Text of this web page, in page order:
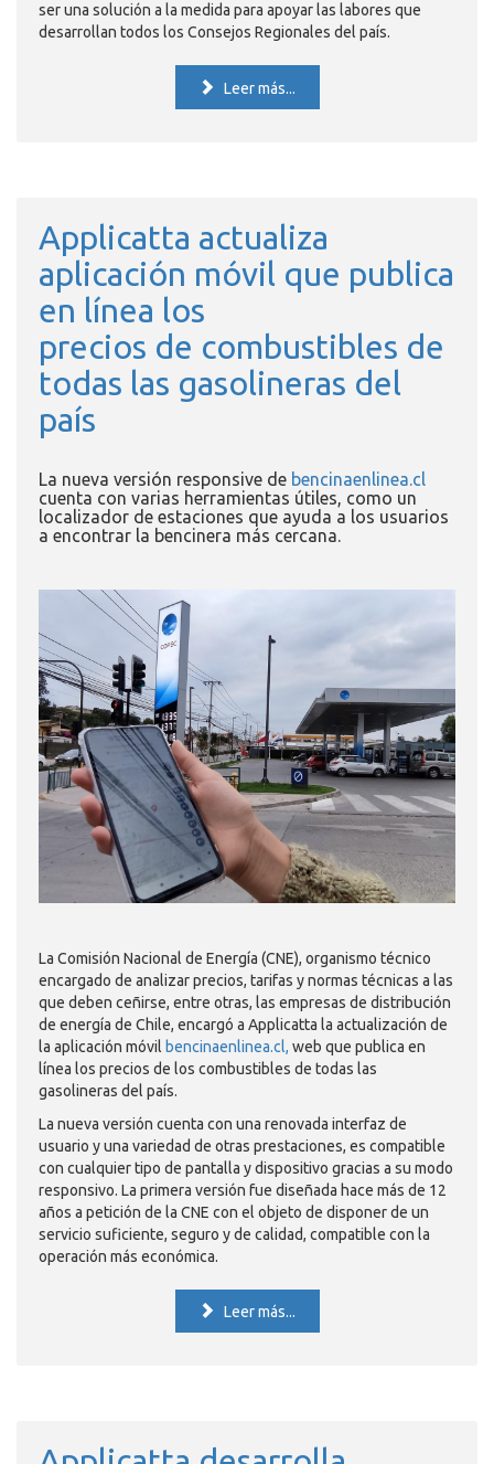
ser una solución a la medida para apoyar las labores que
desarrollan todos los Consejos Regionales del país.
Leer más...
Applicatta actualiza
aplicación móvil que publica
en línea los
precios de combustibles de
todas las gasolineras del
país
La nueva versión responsive de bencinaenlinea.cl
cuenta con varias herramientas útiles, como un
localizador de estaciones que ayuda a los usuarios
a encontrar la bencinera más cercana.
La Comisión Nacional de Energía (CNE), organismo técnico
encargado de analizar precios, tarifas y normas técnicas a las
que deben ceñirse, entre otras, las empresas de distribución
de energía de Chile, encargó a Applicatta la actualización de
la aplicación móvil bencinaenlinea.cl, web que publica en
línea los precios de los combustibles de todas las
gasolineras del país.
La nueva versión cuenta con una renovada interfaz de
usuario y una variedad de otras prestaciones, es compatible
con cualquier tipo de pantalla y dispositivo gracias a su modo
responsivo. La primera versión fue diseñada hace más de 12
años a petición de la CNE con el objeto de disponer de un
servicio suficiente, seguro y de calidad, compatible con la
operación más económica.
Leer más...